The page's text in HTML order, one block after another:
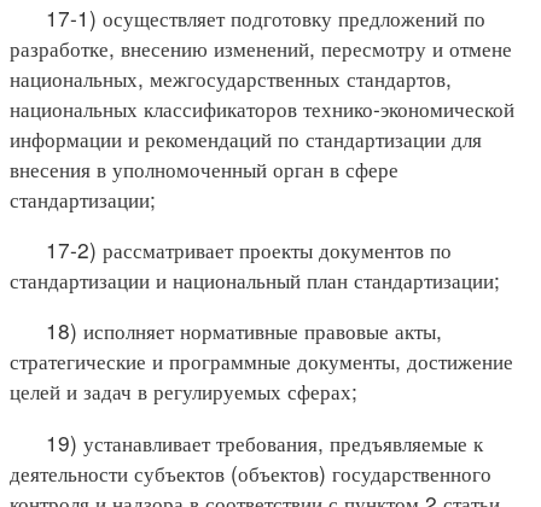
17-1) осуществляет подготовку предложений по
разработке, внесению изменений, пересмотру и отмене
национальных, межгосударственных стандартов,
национальных классификаторов технико-экономической
информации и рекомендаций по стандартизации для
внесения в уполномоченный орган в сфере
стандартизации;
17-2) рассматривает проекты документов по
стандартизации и национальный план стандартизации;
18) исполняет нормативные правовые акты,
стратегические и программные документы, достижение
целей и задач в регулируемых сферах;
19) устанавливает требования, предъявляемые к
деятельности субъектов (объектов) государственного